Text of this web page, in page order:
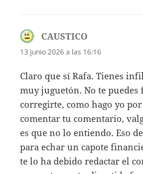
CAUSTICO
13 junio 2026 a las 16:16
Claro que sí Rafa. Tienes
muy juguetón. No te puedes
corregirte, como hago yo
comentar tu comentario,
es que no lo entiendo. Eso
para echar un capote
te lo ha debido redactar el